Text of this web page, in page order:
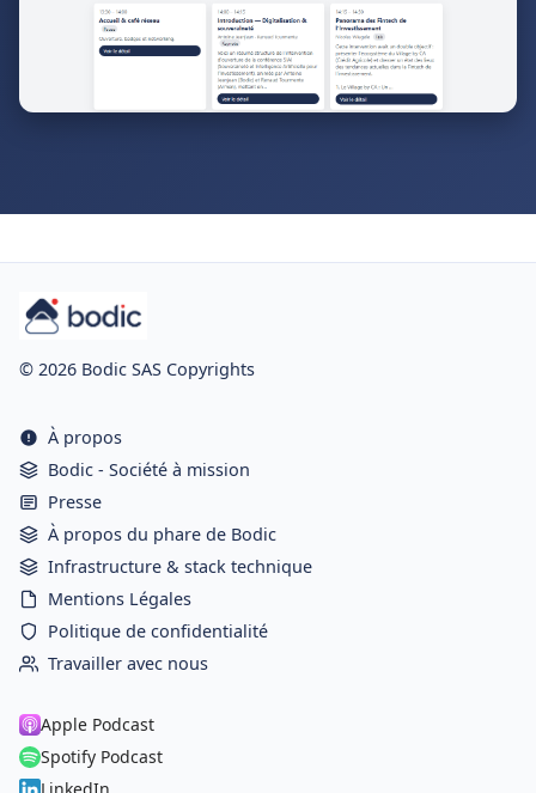
© 2026 Bodic SAS Copyrights
À propos
Bodic - Société à mission
Presse
À propos du phare de Bodic
Infrastructure & stack technique
Mentions Légales
Politique de confidentialité
Travailler avec nous
Apple Podcast
Spotify Podcast